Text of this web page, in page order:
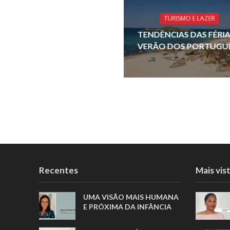
o
k
TURISMO E LAZER
TENDÊNCIAS DAS
VERÃO DOS
Recentes
UMA VISÃO MAIS HUMANA
E PRÓXIMA DA INFÂNCIA
Mais